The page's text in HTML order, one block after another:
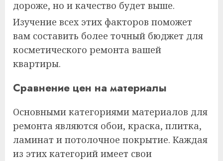
дороже, но и качество будет выше.
Изучение всех этих факторов поможет
вам составить более точный бюджет для
косметического ремонта вашей
квартиры.
Сравнение цен на материалы
Основными категориями материалов для
ремонта являются обои, краска, плитка,
ламинат и потолочное покрытие. Каждая
из этих категорий имеет свои